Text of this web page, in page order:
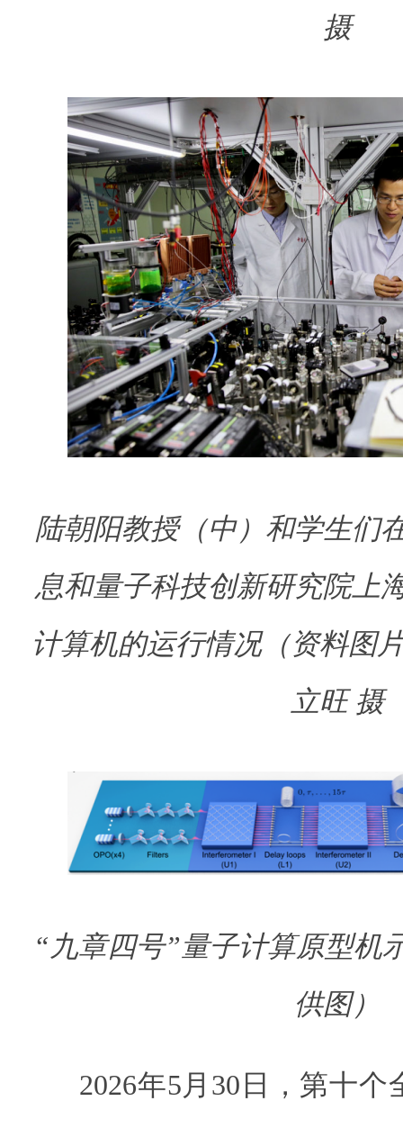
摄
陆朝阳教授（中）和学生们
息和量子科技创新研究院上
计算机的运行情况（资料图
立旺 摄
“九章四号”量子计算原型机
供图）
2026年5月30日，第十